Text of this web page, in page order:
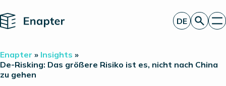
Home
Technologie
Produkte
DE
Enapter » Insights »
De-Risking: Das größere Risiko ist es, nicht nach China
zu gehen